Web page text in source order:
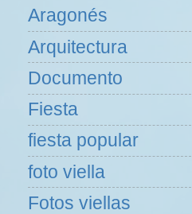
Aragonés
Arquitectura
Documento
Fiesta
fiesta popular
foto viella
Fotos viellas